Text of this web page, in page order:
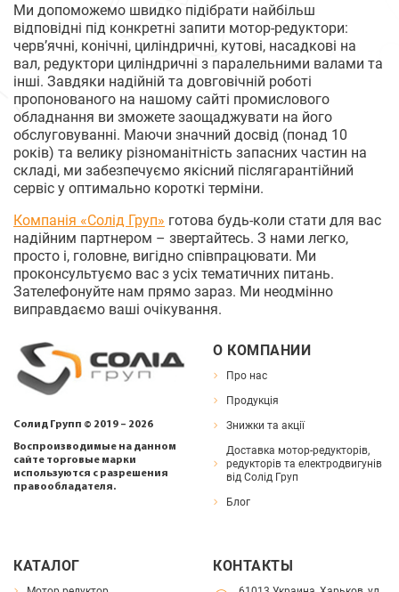
Ми допоможемо швидко підібрати найбільш
відповідні під конкретні запити мотор-редуктори:
черв’ячні, конічні, циліндричні, кутові, насадкові на
вал, редуктори циліндричні з паралельними валами та
інші. Завдяки надійній та довговічній роботі
пропонованого на нашому сайті промислового
обладнання ви зможете заощаджувати на його
обслуговуванні. Маючи значний досвід (понад 10
років) та велику різноманітність запасних частин на
складі, ми забезпечуємо якісний післягарантійний
сервіс у оптимально короткі терміни.
Компанія «Солід Груп» готова будь-коли стати для вас
надійним партнером – звертайтесь. З нами легко,
просто і, головне, вигідно співпрацювати. Ми
проконсультуємо вас з усіх тематичних питань.
Зателефонуйте нам прямо зараз. Ми неодмінно
виправдаємо ваші очікування.
Солид Групп © 2019 – 2026
Воспроизводимые на данном
сайте торговые марки
используются с разрешения
правообладателя.
О КОМПАНИИ
Про нас
Продукція
Знижки та акції
Доставка мотор-редукторів,
редукторів та електродвигунів
від Солід Груп
Блог
КАТАЛОГ КОНТАКТЫ